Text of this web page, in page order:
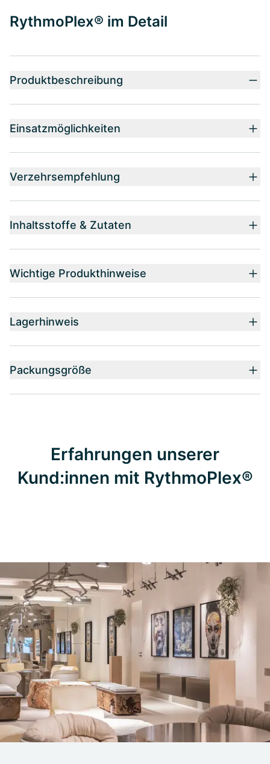
RythmoPlex® im Detail
Produktbeschreibung
Einsatzmöglichkeiten
Verzehrsempfehlung
Inhaltsstoffe & Zutaten
Wichtige Produkthinweise
Lagerhinweis
Packungsgröße
Erfahrungen unserer
Kund:innen mit RythmoPlex®